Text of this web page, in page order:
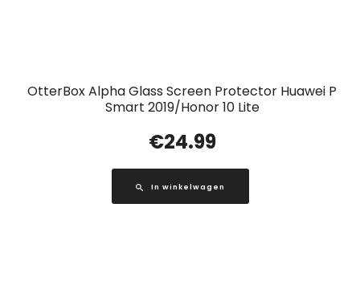
OtterBox Alpha Glass Screen Protector Huawei P
Smart 2019/Honor 10 Lite
€24.99
In winkelwagen